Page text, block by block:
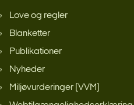
Love og regler
Blanketter
Publikationer
Nyheder
Miljøvurderinger (VVM)